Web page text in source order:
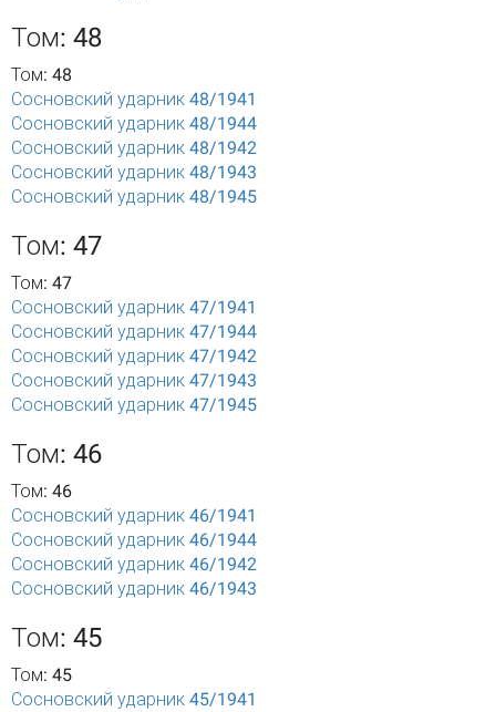
Том: 48
Том: 48
Сосновский ударник 48/1941
Сосновский ударник 48/1944
Сосновский ударник 48/1942
Сосновский ударник 48/1943
Сосновский ударник 48/1945
Том: 47
Том: 47
Сосновский ударник 47/1941
Сосновский ударник 47/1944
Сосновский ударник 47/1942
Сосновский ударник 47/1943
Сосновский ударник 47/1945
Том: 46
Том: 46
Сосновский ударник 46/1941
Сосновский ударник 46/1944
Сосновский ударник 46/1942
Сосновский ударник 46/1943
Том: 45
Том: 45
Сосновский ударник 45/1941